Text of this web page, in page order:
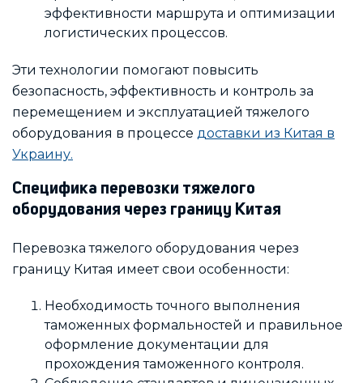
эффективности маршрута и оптимизации
логистических процессов.
Эти технологии помогают повысить
безопасность, эффективность и контроль за
перемещением и эксплуатацией тяжелого
оборудования в процессе доставки из Китая в
Украину.
Специфика перевозки тяжелого
оборудования через границу Китая
Перевозка тяжелого оборудования через
границу Китая имеет свои особенности:
Необходимость точного выполнения
таможенных формальностей и правильное
оформление документации для
прохождения таможенного контроля.